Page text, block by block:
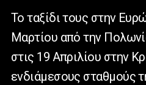
Το ταξίδι τους στην
Μαρτίου από την
στις 19 Απριλίου στην
ενδιάμεσους σταθμούς